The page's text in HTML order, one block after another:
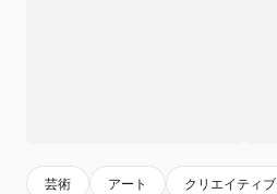
芸術 アート クリエイティブ